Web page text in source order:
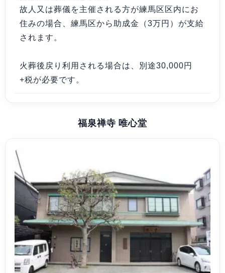
故人又は葬儀を主催される方が練馬区区内にお
住みの場合、練馬区から助成金（3万円）が支給
されます。
火葬後戻り利用される場合は、別途30,000円
+税が必要です。
福泉禅寺 唯心堂